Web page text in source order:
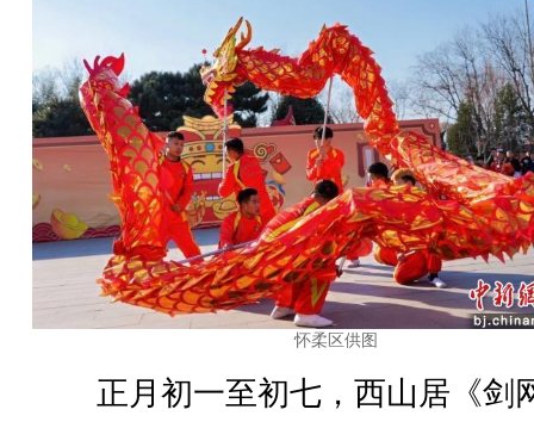
怀柔区供图
正月初一至初七，西山居《剑